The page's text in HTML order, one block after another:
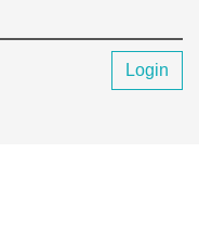
Login